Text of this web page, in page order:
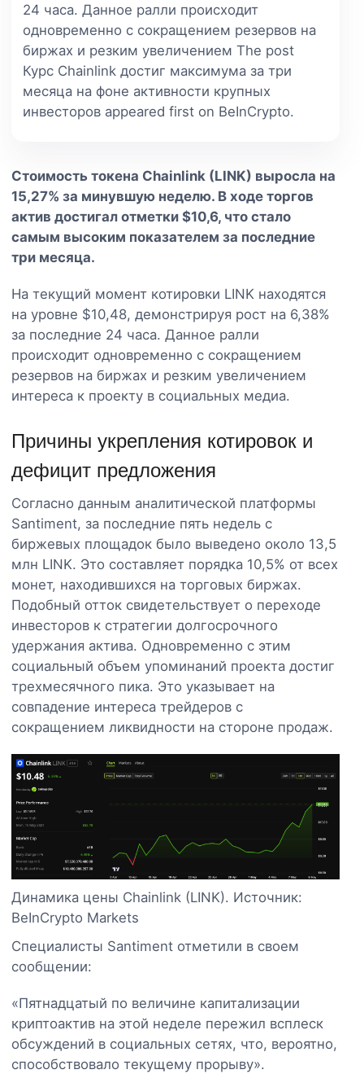
24 часа. Данное ралли происходит
одновременно с сокращением резервов на
биржах и резким увеличением The post
Курс Chainlink достиг максимума за три
месяца на фоне активности крупных
инвесторов appeared first on BeInCrypto.
Стоимость токена Chainlink (LINK) выросла на
15,27% за минувшую неделю. В ходе торгов
актив достигал отметки $10,6, что стало
самым высоким показателем за последние
три месяца.
На текущий момент котировки LINK находятся
на уровне $10,48, демонстрируя рост на 6,38%
за последние 24 часа. Данное ралли
происходит одновременно с сокращением
резервов на биржах и резким увеличением
интереса к проекту в социальных медиа.
Причины укрепления котировок и
дефицит предложения
Согласно данным аналитической платформы
Santiment, за последние пять недель с
биржевых площадок было выведено около 13,5
млн LINK. Это составляет порядка 10,5% от всех
монет, находившихся на торговых биржах.
Подобный отток свидетельствует о переходе
инвесторов к стратегии долгосрочного
удержания актива. Одновременно с этим
социальный объем упоминаний проекта достиг
трехмесячного пика. Это указывает на
совпадение интереса трейдеров с
сокращением ликвидности на стороне продаж.
Динамика цены Chainlink (LINK). Источник:
BeInCrypto Markets
Специалисты Santiment отметили в своем
сообщении:
«Пятнадцатый по величине капитализации
криптоактив на этой неделе пережил всплеск
обсуждений в социальных сетях, что, вероятно,
способствовало текущему прорыву».